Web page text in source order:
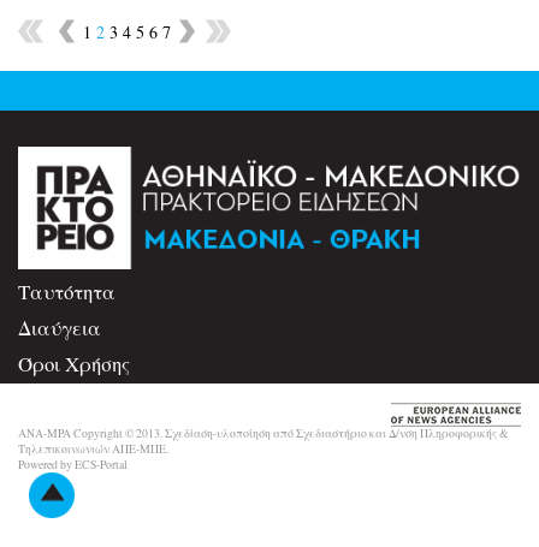
1 2 3 4 5 6 7
Ταυτότητα
Διαύγεια
Όροι Χρήσης
ANA-MPA Copyright © 2013. Σχεδίαση-υλοποίηση από Σχεδιαστήριο και Δ/νση Πληροφορικής &
Τηλεπικοινωνιών ΑΠΕ-ΜΠΕ.
Powered by ECS-Portal